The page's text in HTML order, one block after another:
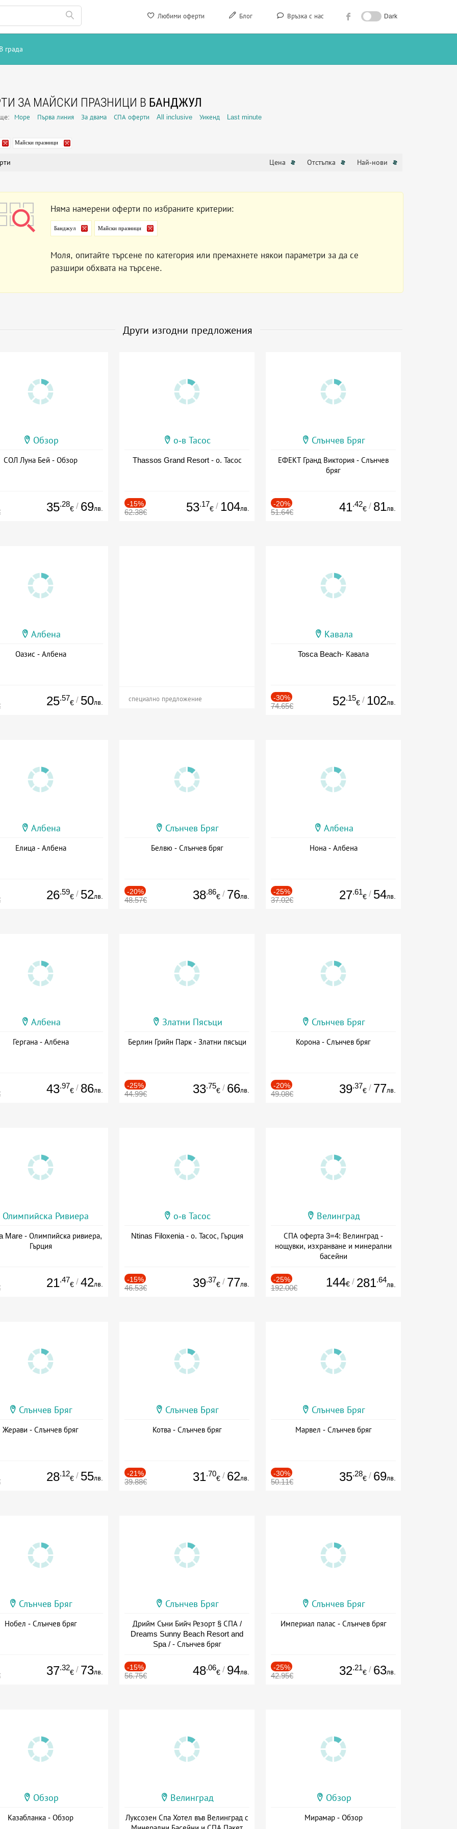
Любими оферти Блог Връзка с нас Dark
В града
ЗА МАЙСКИ ПРАЗНИЦИ В БАНДЖУЛ
Море Първа линия За двама СПА оферти All inclusive Уикенд Last minute
Майски празници
Цена Отстъпка Най-нови
Няма намерени оферти по избраните критерии:
Банджул Майски празници
Моля, опитайте търсене по категория или премахнете някои параметри за да се
разшири обхвата на търсене.
Други изгодни предложения
Обзор
СОЛ Луна Бей - Обзор
35.28
€ / 69лв.
о-в Тасос
Thassos Grand Resort - о. Тасос
-15%
62.38€ 53.17
€ / 104лв.
Слънчев Бряг
ЕФЕКТ Гранд Виктория - Слънчев
бряг
-20%
51.64€ 41.42
€ / 81лв.
Албена
Оазис - Албена
25.57
€ / 50лв. специално предложение
Кавала
Tosca Beach- Кавала
-30%
74.65€ 52.15
€ / 102лв.
Албена
Елица - Албена
26.59
€ / 52лв.
Слънчев Бряг
Белвю - Слънчев бряг
-20%
48.57€ 38.86
€ / 76лв.
Албена
Нона - Албена
-25%
37.02€ 27.61
€ / 54лв.
Албена
Гергана - Албена
43.97
€ / 86лв.
Златни Пясъци
Берлин Грийн Парк - Златни пясъци
-25%
44.99€ 33.75
€ / 66лв.
Слънчев Бряг
Корона - Слънчев бряг
-20%
49.08€ 39.37
€ / 77лв.
Олимпийска Ривиера
Mare - Олимпийска ривиера,
Гърция
21.47
€ / 42лв.
о-в Тасос
Ntinas Filoxenia - о. Тасос, Гърция
-15%
46.53€ 39.37
€ / 77лв.
Велинград
СПА оферта 3=4: Велинград -
нощувки, изхранване и минерални
басейни
-25%
192.00€ 144€ / 281.64
лв.
Слънчев Бряг
Жерави - Слънчев бряг
28.12
€ / 55лв.
Слънчев Бряг
Котва - Слънчев бряг
-21%
39.88€ 31.70
€ / 62лв.
Слънчев Бряг
Марвел - Слънчев бряг
-30%
50.11€ 35.28
€ / 69лв.
Слънчев Бряг
Нобел - Слънчев бряг
37.32
€ / 73лв.
Слънчев Бряг
Дрийм Съни Бийч Резорт § СПА /
Dreams Sunny Beach Resort and
Spa / - Слънчев бряг
-15%
56.75€ 48.06
€ / 94лв.
Слънчев Бряг
Империал палас - Слънчев бряг
-25%
42.95€ 32.21
€ / 63лв.
Обзор
Казабланка - Обзор
Велинград
Луксозен Спа Хотел във Велинград с
Обзор
Мирамар - Обзор